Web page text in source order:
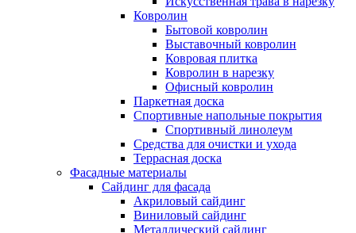
Ковролин
Бытовой ковролин
Выставочный ковролин
Ковровая плитка
Ковролин в нарезку
Офисный ковролин
Паркетная доска
Спортивные напольные покрытия
Спортивный линолеум
Средства для очистки и ухода
Террасная доска
Фасадные материалы
Сайдинг для фасада
Акриловый сайдинг
Виниловый сайдинг
Металлический сайдинг